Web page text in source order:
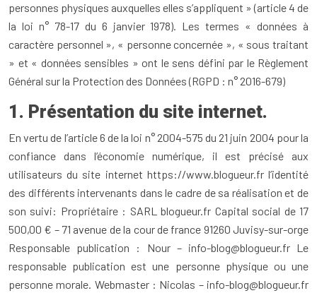
personnes physiques auxquelles elles s’appliquent » (article 4 de
la loi n° 78-17 du 6 janvier 1978). Les termes « données à
caractère personnel », « personne concernée », « sous traitant
» et « données sensibles » ont le sens défini par le Règlement
Général sur la Protection des Données (RGPD : n° 2016-679)
1. Présentation du site internet.
En vertu de l’article 6 de la loi n° 2004-575 du 21 juin 2004 pour la
confiance dans l’économie numérique, il est précisé aux
utilisateurs du site internet https://www.blogueur.fr l’identité
des différents intervenants dans le cadre de sa réalisation et de
son suivi: Propriétaire : SARL blogueur.fr Capital social de 17
500,00 € – 71 avenue de la cour de france 91260 Juvisy-sur-orge
Responsable publication : Nour – info-blog@blogueur.fr Le
responsable publication est une personne physique ou une
personne morale. Webmaster : Nicolas – info-blog@blogueur.fr